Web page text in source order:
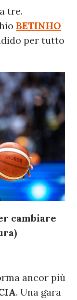
tre.
BETINHO
per tutto
cambiare
ancor più
. Una gara